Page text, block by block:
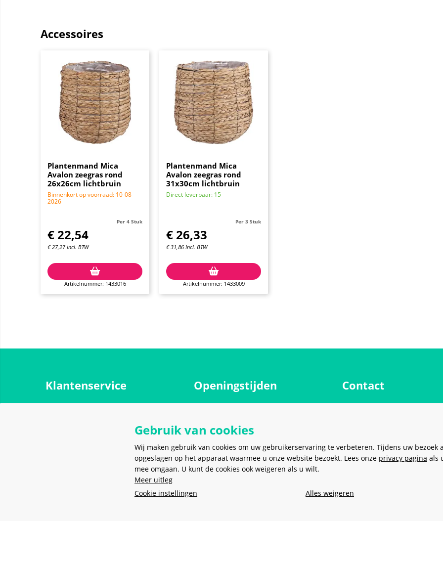
Accessoires
Plantenmand Mica
Avalon zeegras rond
26x26cm lichtbruin
Binnenkort op voorraad: 10-08-
2026
Per 4 Stuk
€ 22,54
€27,27 Incl. BTW
Artikelnummer: 1433016
Plantenmand Mica
Avalon zeegras rond
31x30cm lichtbruin
Direct leverbaar: 15
Per 3 Stuk
€ 26,33
€31,86 Incl. BTW
Artikelnummer: 1433009
Klantenservice
Verzending, bezorging en afhalen
Openingstijden
Dinsdag
9.00 - 17.00 uur
Woensdag
9.00 - 17.00 uur
Donderdag
9.00 - 17.00 uur
Vrijdag
9.00 - 17.00 uur
Contact
sales@meerkantoor.nl
Gebruik van cookies
Wij maken gebruik van cookies om uw gebruikerservaring te verbeteren. Tijdens uw bezoek
opgeslagen op het apparaat waarmee u onze website bezoekt. Lees onze privacy pagina als
mee omgaan. U kunt de cookies ook weigeren als u wilt.
Meer uitleg
Cookie instellingen
Alles weigeren